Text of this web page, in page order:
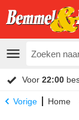
Voor 22:00
Vorige Home